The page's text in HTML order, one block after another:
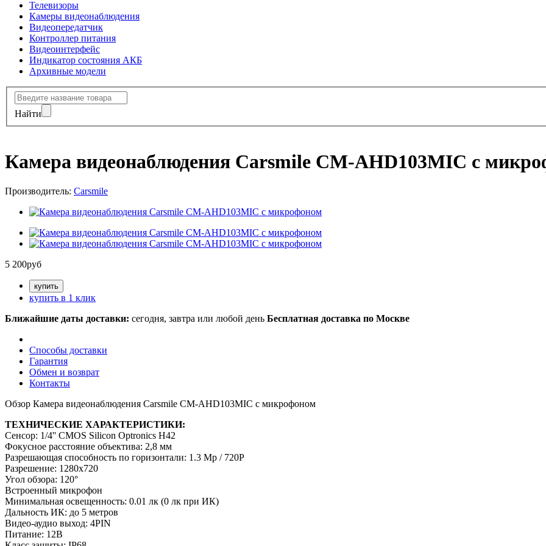
Телевизоры
Камеры видеонаблюдения
Видеопередатчик
Контроллер питания
Видеоинтерфейс
Индикатор состояния АКБ
Архивные модели
Найти
Камера видеонаблюдения Carsmile CM-AHD103MIC с
Производитель: Carsmile
5 200руб
купить в 1 клик
Ближайшие даты доставки: сегодня, завтра или любой день Бесплатная доставка по Москве
Способы доставки
Гарантия
Обмен и возврат
Контакты
Обзор Камера видеонаблюдения Carsmile CM-AHD103MIC с микрофоном
ТЕХНИЧЕСКИЕ ХАРАКТЕРИСТИКИ:
Сенсор: 1/4'' CMOS Silicon Optronics H42
Фокусное расстояние объектива: 2,8 мм
Разрешающая способность по горизонтали: 1.3 Mp / 720P
Разрешение: 1280х720
Угол обзора: 120°
Встроенный микрофон
Минимальная освещенность: 0.01 лк (0 лк при ИК)
Дальность ИК: до 5 метров
Видео-аудио выход: 4PIN
Питание: 12В